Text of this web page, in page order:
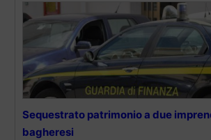
Sequestrato patrimonio a due
bagheresi